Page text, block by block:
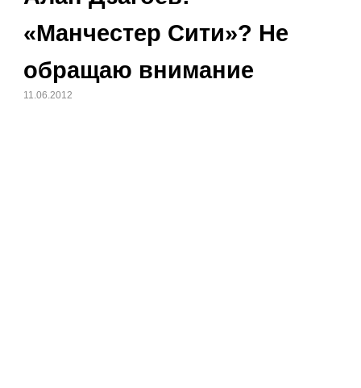
«Манчестер Сити»? Не
обращаю внимание
11.06.2012